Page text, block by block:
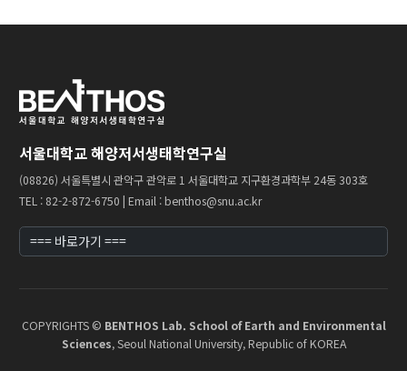
서울대학교 해양저서생태학연구실
(08826) 서울특별시 관악구 관악로 1 서울대학교 지구환경과학부 24동 303호
TEL : 82-2-872-6750 | Email : benthos@snu.ac.kr
COPYRIGHTS © BENTHOS Lab. School of Earth and Environmental
Sciences, Seoul National University, Republic of KOREA
Our Sea
Boards
New Publications
Public Articles
Seminars & Lectures
K-Benthos News